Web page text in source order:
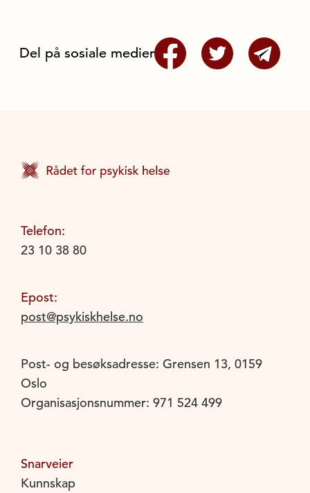
Del på sosiale medier
Telefon:
23 10 38 80
Epost:
post@psykiskhelse.no
Post- og besøksadresse: Grensen 13, 0159
Oslo
Organisasjonsnummer: 971 524 499
Snarveier
Kunnskap